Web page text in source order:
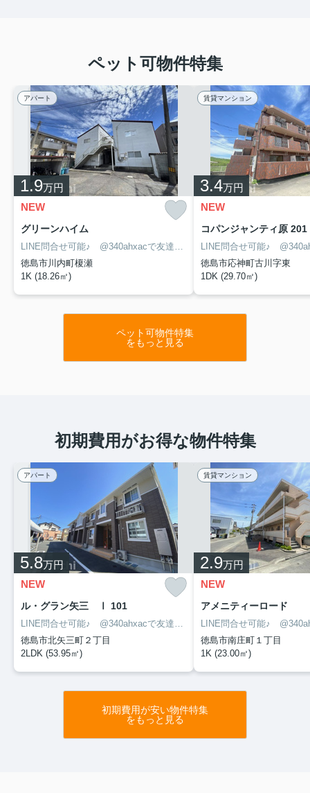
ペット可物件特集
アパート
1.9万円
NEW
グリーンハイム
LINE問合せ可能♪ @340ahxacで友達検索して下さい
徳島市川内町榎瀬
1K (18.26㎡)
賃貸マンション
3.4万円
NEW
コパンジャンティ原 201
徳島市応神町古川字東
1DK (29.70㎡)
ペット可物件特集
をもっと見る
初期費用がお得な物件特集
アパート
5.8万円
NEW
ル・グラン矢三 Ⅰ 101
LINE問合せ可能♪ @340ahxacで友達検索して下さい
徳島市北矢三町２丁目
2LDK (53.95㎡)
賃貸マンション
2.9万円
NEW
アメニティーロード
徳島市南庄町１丁目
1K (23.00㎡)
初期費用が安い物件特集
をもっと見る